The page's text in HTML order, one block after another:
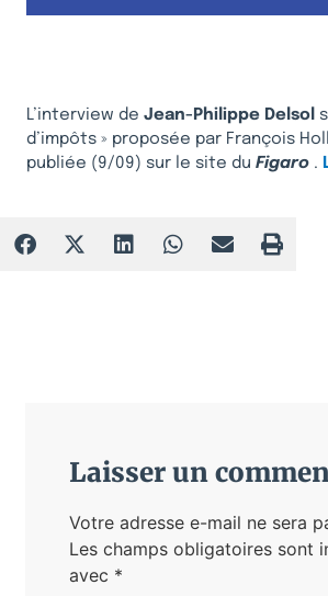
L’interview de Jean-Philippe Delsol
d’impôts » proposée par François
publiée (9/09) sur le site du Figaro .
Laisser un
Votre adresse e-mail ne sera
Les champs obligatoires sont
avec *